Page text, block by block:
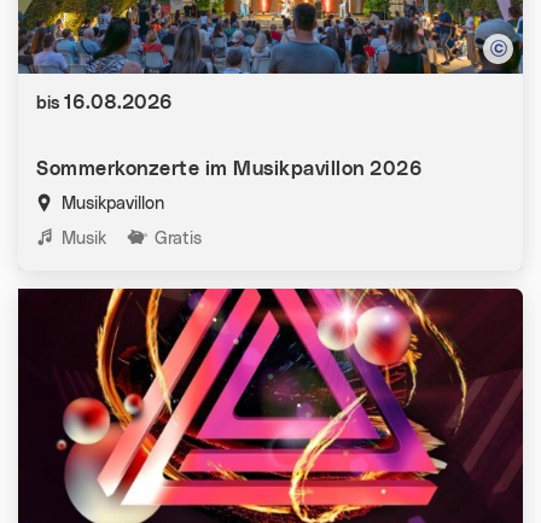
Sommerkonzerte im Musikpavillon 2026
Musikpavillon
Kategorien:
Musik Gratis
Datum:
bis 16.08.2026